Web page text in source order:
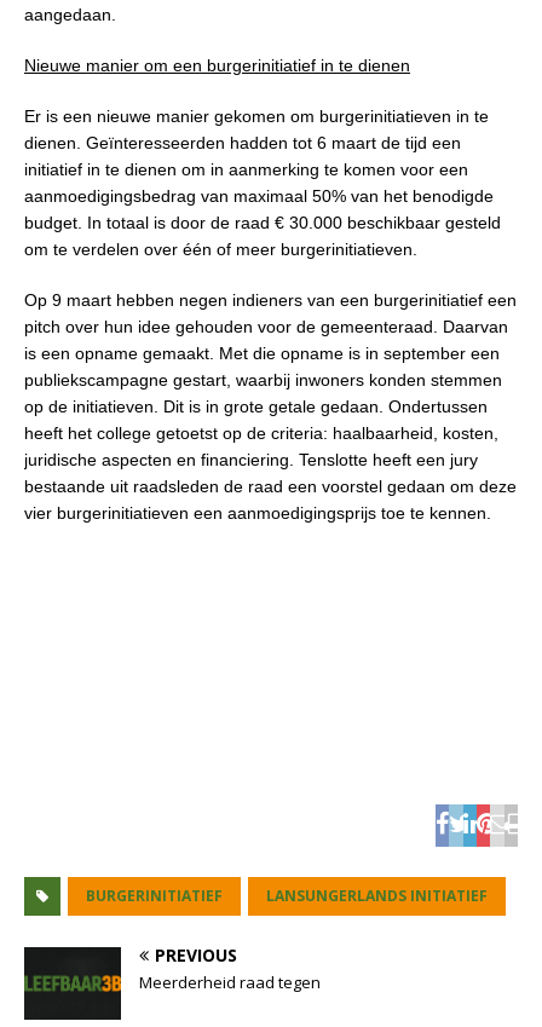
aangedaan.
Nieuwe manier om een burgerinitiatief in te dienen
Er is een nieuwe manier gekomen om burgerinitiatieven in te
dienen. Geïnteresseerden hadden tot 6 maart de tijd een
initiatief in te dienen om in aanmerking te komen voor een
aanmoedigingsbedrag van maximaal 50% van het benodigde
budget. In totaal is door de raad € 30.000 beschikbaar gesteld
om te verdelen over één of meer burgerinitiatieven.
Op 9 maart hebben negen indieners van een burgerinitiatief een
pitch over hun idee gehouden voor de gemeenteraad. Daarvan
is een opname gemaakt. Met die opname is in september een
publiekscampagne gestart, waarbij inwoners konden stemmen
op de initiatieven. Dit is in grote getale gedaan. Ondertussen
heeft het college getoetst op de criteria: haalbaarheid, kosten,
juridische aspecten en financiering. Tenslotte heeft een jury
bestaande uit raadsleden de raad een voorstel gedaan om deze
vier burgerinitiatieven een aanmoedigingsprijs toe te kennen.
BURGERINITIATIEF LANSUNGERLANDS INITIATIEF
PREVIOUS
Meerderheid raad tegen